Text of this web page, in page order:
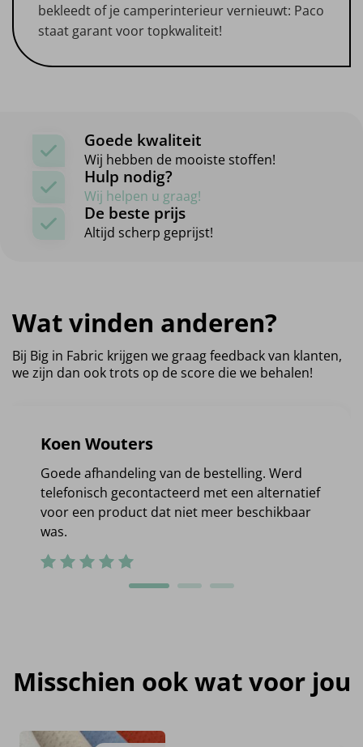
bekleedt of je camperinterieur vernieuwt: Paco
staat garant voor topkwaliteit!
Goede kwaliteit
Wij hebben de mooiste stoffen!
Hulp nodig?
Wij helpen u graag!
De beste prijs
Altijd scherp geprijst!
Wat vinden anderen?
Bij Big in Fabric krijgen we graag feedback van klanten,
we zijn dan ook trots op de score die we behalen!
Koen Wouters
Goede afhandeling van de bestelling. Werd
telefonisch gecontacteerd met een alternatief
voor een product dat niet meer beschikbaar
was.
Misschien ook wat voor jou